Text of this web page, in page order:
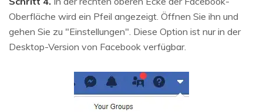
Oberfläche wird ein Pfeil angezeigt. Öffnen Sie ihn und
gehen Sie zu "Einstellungen". Diese Option ist nur in der
Desktop-Version von Facebook verfügbar.